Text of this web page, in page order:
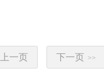
上一页 下一页 >>